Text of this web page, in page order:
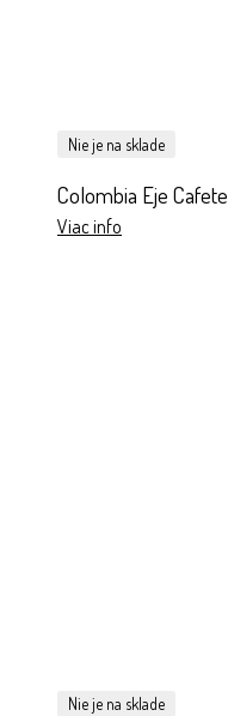
Nie je na sklade
Colombia Eje
Viac info
Nie je na sklade